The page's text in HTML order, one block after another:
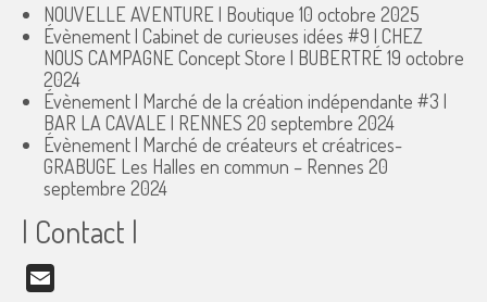
NOUVELLE AVENTURE | Boutique 10 octobre 2025
Évènement | Cabinet de curieuses idées #9 | CHEZ
NOUS CAMPAGNE Concept Store | BUBERTRÉ 19 octobre
2024
Évènement | Marché de la création indépendante #3 |
BAR LA CAVALE | RENNES 20 septembre 2024
Évènement | Marché de créateurs et créatrices-
GRABUGE Les Halles en commun – Rennes 20
septembre 2024
| Contact |